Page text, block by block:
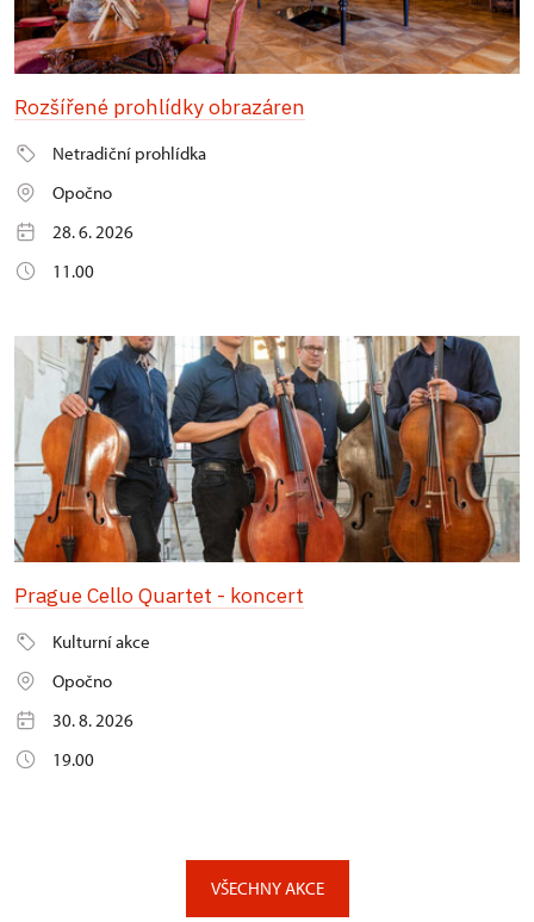
Rozšířené prohlídky obrazáren
Netradiční prohlídka
Opočno
28. 6. 2026
11.00
Prague Cello Quartet - koncert
Kulturní akce
Opočno
30. 8. 2026
19.00
VŠECHNY AKCE